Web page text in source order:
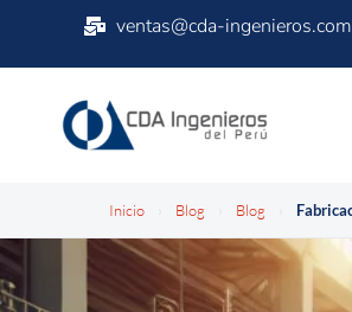
ventas@cda-ingenieros.com
Inicio Blog Blog